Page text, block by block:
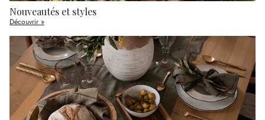
Nouveautés et styles
Découvrir »